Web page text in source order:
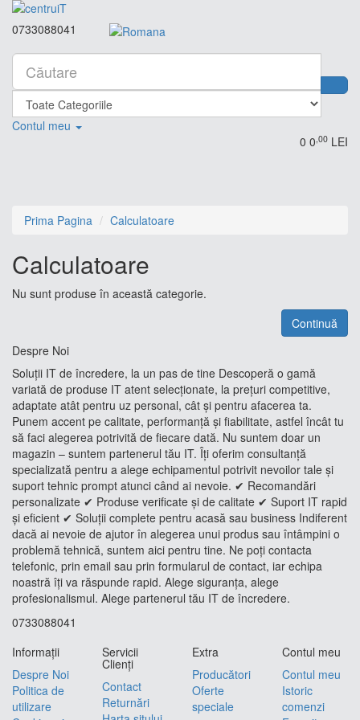
0733088041
Contul meu
0 0,00 LEI
Prima Pagina Calculatoare
Calculatoare
Nu sunt produse în această categorie.
Continuă
Despre Noi
Soluții IT de încredere, la un pas de tine Descoperă o gamă
variată de produse IT atent selecționate, la prețuri competitive,
adaptate atât pentru uz personal, cât și pentru afacerea ta.
Punem accent pe calitate, performanță și fiabilitate, astfel încât tu
să faci alegerea potrivită de fiecare dată. Nu suntem doar un
magazin – suntem partenerul tău IT. Îți oferim consultanță
specializată pentru a alege echipamentul potrivit nevoilor tale și
suport tehnic prompt atunci când ai nevoie. ✔ Recomandări
personalizate ✔ Produse verificate și de calitate ✔ Suport IT rapid
și eficient ✔ Soluții complete pentru acasă sau business Indiferent
dacă ai nevoie de ajutor în alegerea unui produs sau întâmpini o
problemă tehnică, suntem aici pentru tine. Ne poți contacta
telefonic, prin email sau prin formularul de contact, iar echipa
noastră îți va răspunde rapid. Alege siguranța, alege
profesionalismul. Alege partenerul tău IT de încredere.
0733088041
Informaţii
Despre Noi
Politica de
utilizare
Servicii
Clienţi
Contact
Returnări
Extra
Producători
Oferte
speciale
Contul meu
Contul meu
Istoric
comenzi